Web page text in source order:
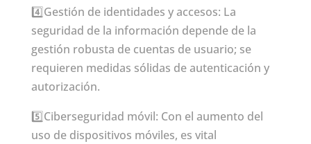
4️⃣Gestión de identidades y accesos: La
seguridad de la información depende de la
gestión robusta de cuentas de usuario; se
requieren medidas sólidas de autenticación y
autorización.
5️⃣Ciberseguridad móvil: Con el aumento del
uso de dispositivos móviles, es vital